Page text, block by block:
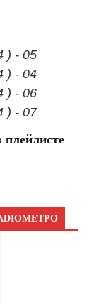
) - 05
) - 04
) - 06
) - 07